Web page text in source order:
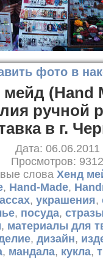
фото в
(Hand
ручной
в г.
Дата: 06.06.2011
Просмотров: 9312
слова Хенд
, Hand-Made,
, украшения,
, посуда,
, материалы для
, дизайн,
, мандала, кукла,